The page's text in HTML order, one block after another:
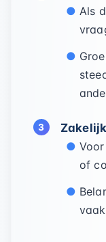
Als
of